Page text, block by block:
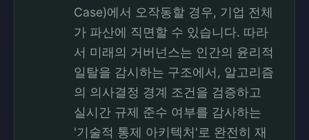
Case)에서 오작동할 경우, 기업 전체
가 파산에 직면할 수 있습니다. 따라
서 미래의 거버넌스는 인간의 윤리적
일탈을 감시하는 구조에서, 알고리즘
의 의사결정 경계 조건을 검증하고
실시간 규제 준수 여부를 감사하는
'기술적 통제 아키텍처'로 완전히 재